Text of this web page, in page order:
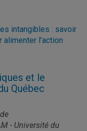
intangibles : savoir
l’action
et le
Québec
- Université du